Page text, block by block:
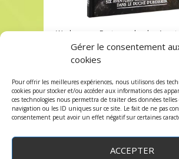
Gérer le consentement
cookies
Pour offrir les meilleures expériences, nous utilisons des
cookies pour stocker et/ou accéder aux informations des
ces technologies nous permettra de traiter des données
navigation ou les ID uniques sur ce site. Le fait de ne pas
consentement peut avoir un effet négatif sur certaines
ACCEPTER
Warhammer Fantasy role-play
ubersreik à Paris chez Robin des Jeux
Warhammer Fantasy role-play
Les commentaires et les trackbacks
fermés.